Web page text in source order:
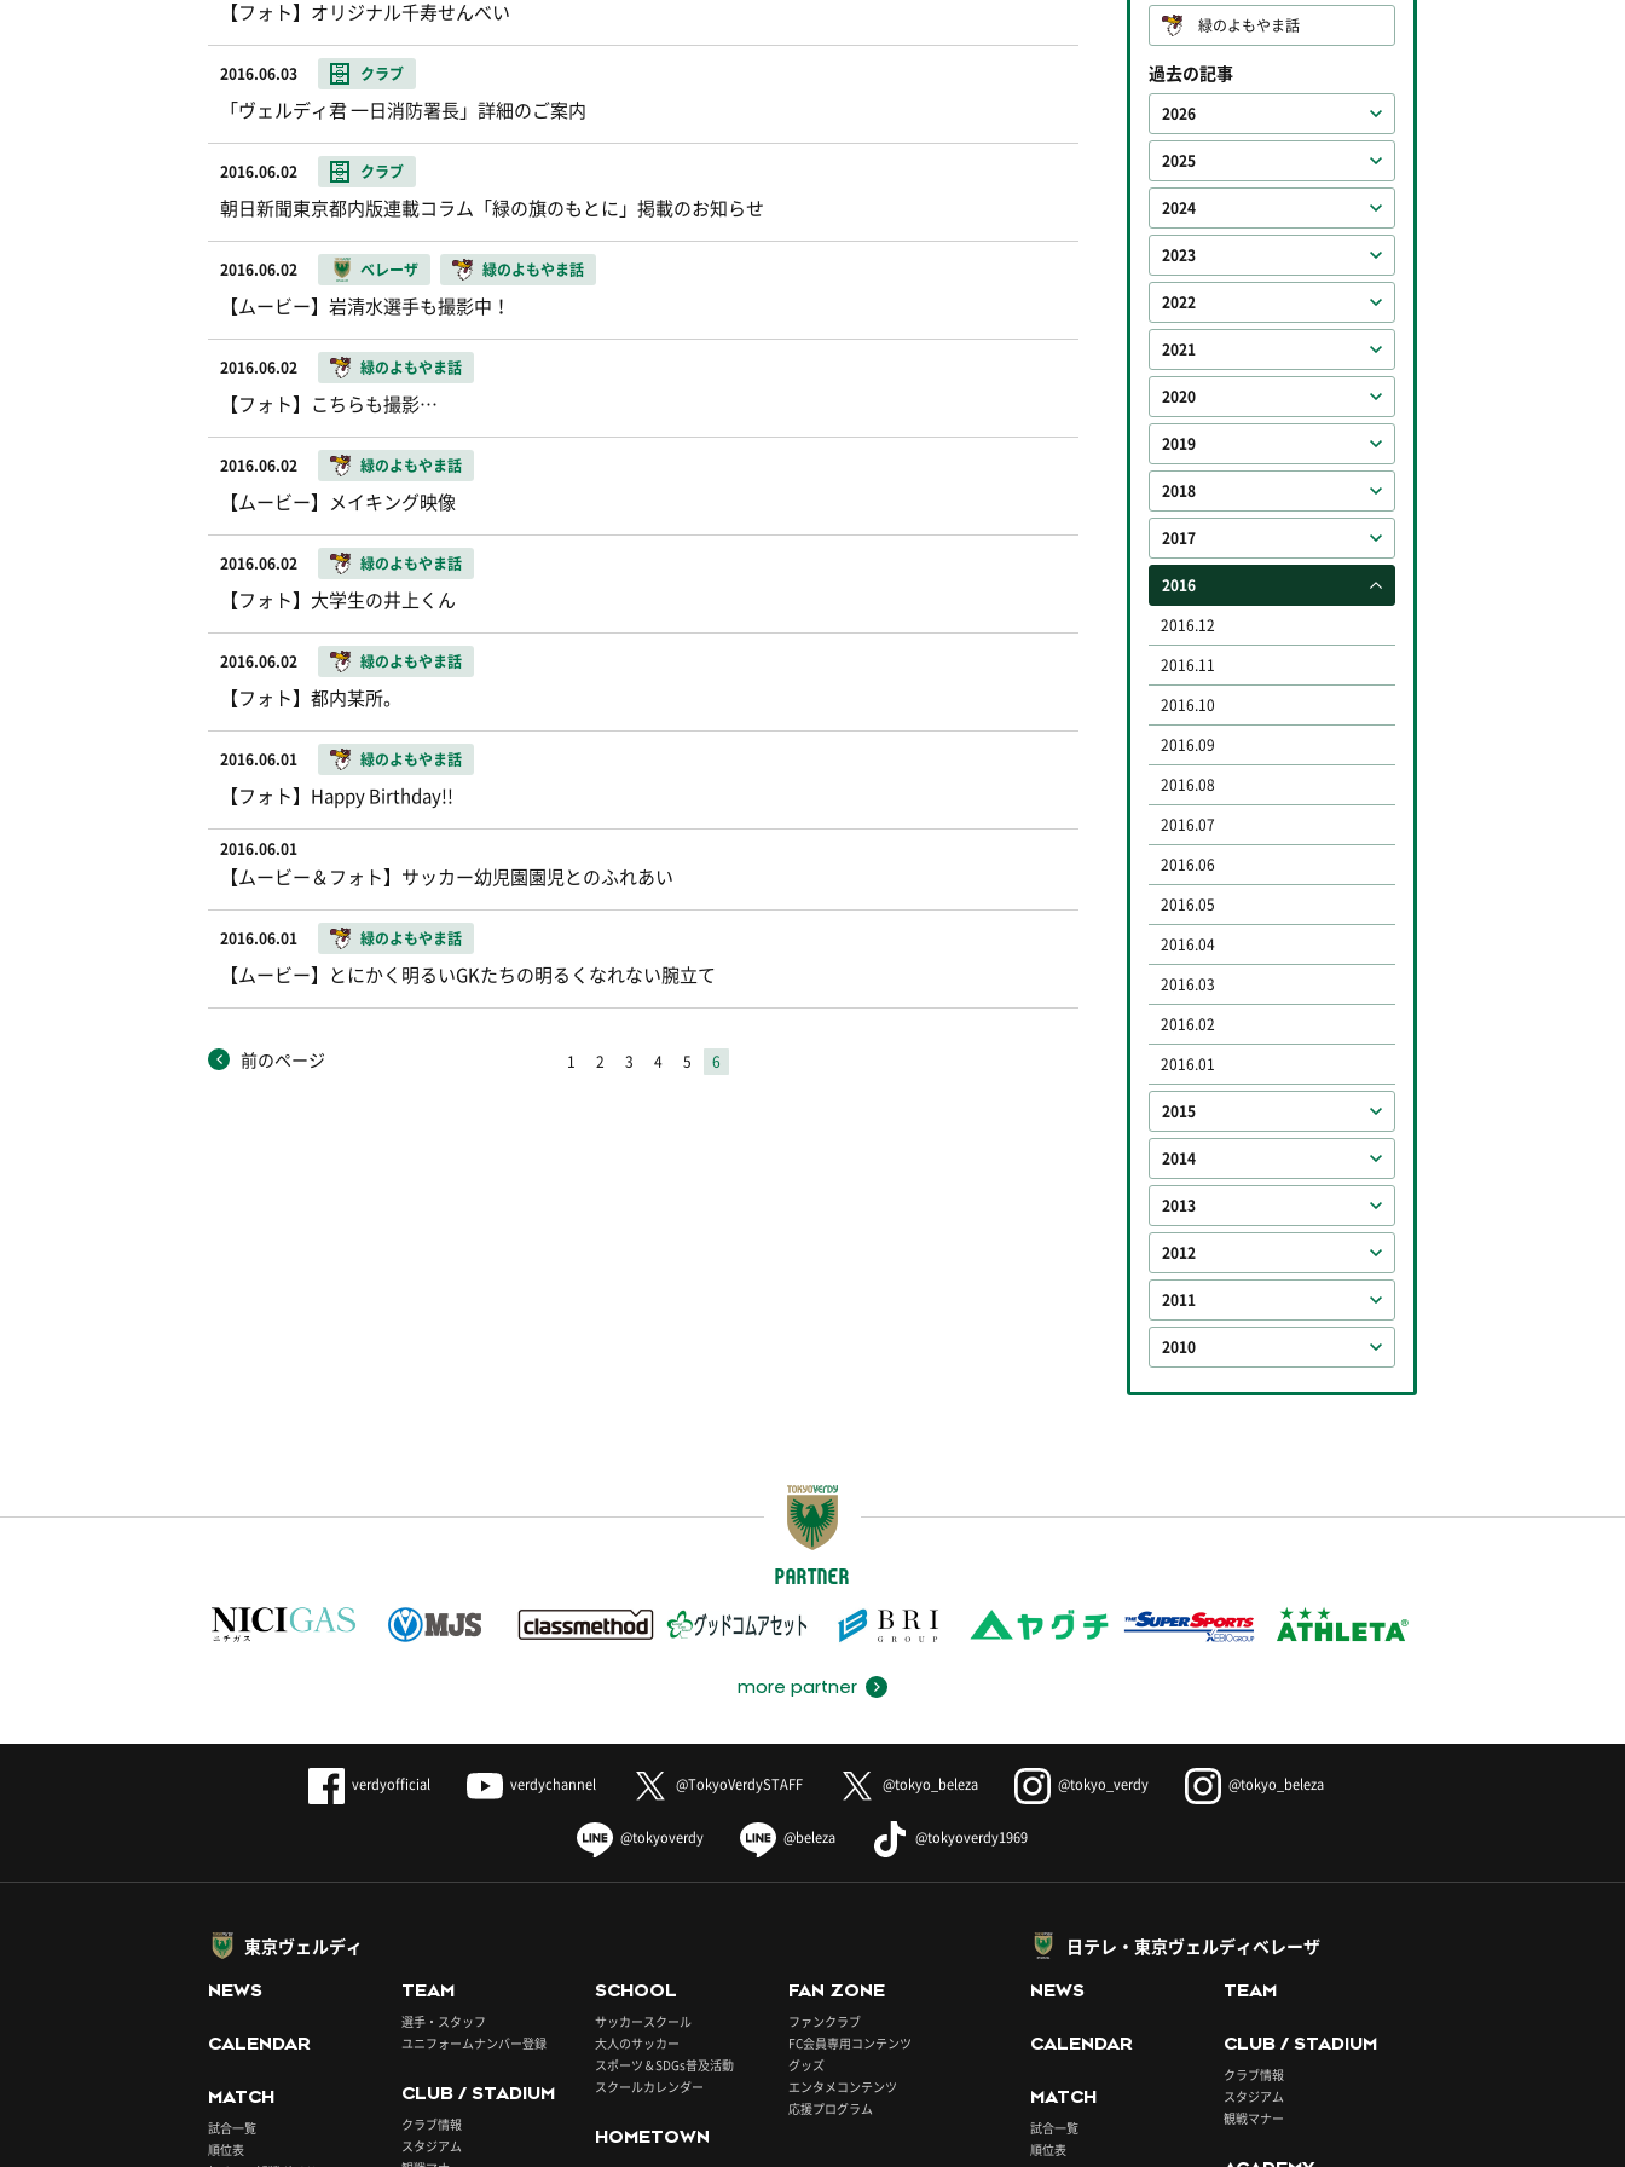
【フォト】オリジナル千寿せんべい
2016.06.03 クラブ
「ヴェルディ君 一日消防署長」詳細のご案内
2016.06.02 クラブ
朝日新聞東京都内版連載コラム「緑の旗のもとに」掲載のお知らせ
2016.06.02 ベレーザ 緑のよもやま話
【ムービー】岩清水選手も撮影中！
2016.06.02 緑のよもやま話
【フォト】こちらも撮影…
2016.06.02 緑のよもやま話
【ムービー】メイキング映像
2016.06.02 緑のよもやま話
【フォト】大学生の井上くん
2016.06.02 緑のよもやま話
【フォト】都内某所。
2016.06.01 緑のよもやま話
【フォト】Happy Birthday!!
2016.06.01
【ムービー＆フォト】サッカー幼児園園児とのふれあい
2016.06.01 緑のよもやま話
【ムービー】とにかく明るいGKたちの明るくなれない腕立て
前のページ 1 2 3 4 5 6
緑のよもやま話
過去の記事
2026
2025
2024
2023
2022
2021
2020
2019
2018
2017
2016
2016.12
2016.11
2016.10
2016.09
2016.08
2016.07
2016.06
2016.05
2016.04
2016.03
2016.02
2016.01
2015
2014
2013
2012
2011
2010
PARTNER
more partner
verdyofficial verdychannel @TokyoVerdySTAFF @tokyo_beleza @tokyo_verdy @tokyo_beleza
@tokyoverdy @beleza @tokyoverdy1969
東京ヴェルディ
NEWS
CALENDAR
MATCH
試合一覧
順位表
TEAM
選手・スタッフ
ユニフォームナンバー登録
CLUB / STADIUM
クラブ情報
スタジアム
SCHOOL
サッカースクール
大人のサッカー
スポーツ＆SDGs普及活動
スクールカレンダー
HOMETOWN
FAN ZONE
ファンクラブ
FC会員専用コンテンツ
グッズ
エンタメコンテンツ
応援プログラム
日テレ・東京ヴェルディベレーザ
NEWS
CALENDAR
MATCH
試合一覧
順位表
TEAM
CLUB / STADIUM
クラブ情報
スタジアム
観戦マナー